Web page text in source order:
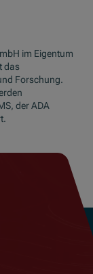
im Eigentum
das
Forschung.
der ADA